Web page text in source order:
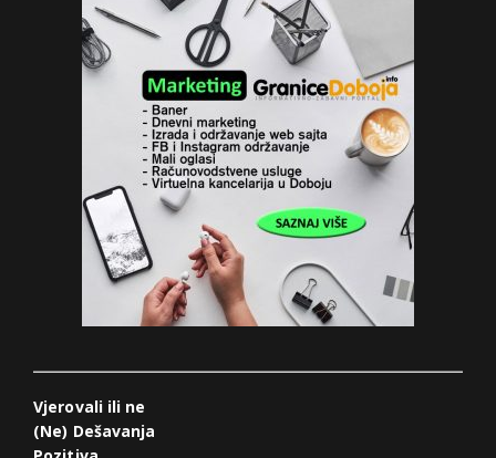
Vjerovali ili ne
(Ne) Dešavanja